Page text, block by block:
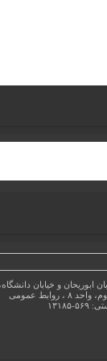
ابوریحان و خیابان دانشگاه،
شمارۀ ۱۱۸۲ (ساختمان فروردین)، طبقۀ دوم، واحد ۸ ، روابط عمومی